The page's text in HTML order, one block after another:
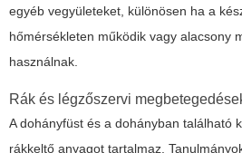
egyéb vegyületeket, különösen ha a
hőmérsékleten működik vagy alacsony
használnak.
Rák és légzőszervi
A dohányfüst és a dohányban található
rákkeltő anyagot tartalmaz.